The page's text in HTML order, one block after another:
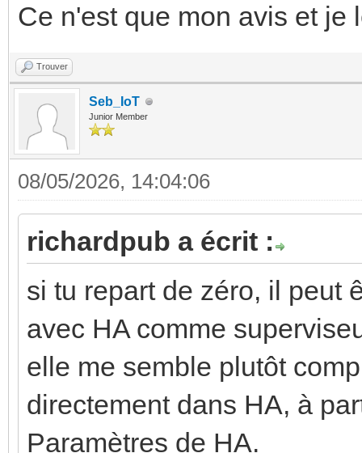
Ce n'est que mon avis et
Trouver
Seb_IoT
Junior Member
08/05/2026, 14:04:06
richardpub a écrit :
si tu repart de zéro, il peut
avec HA comme
elle me semble plutôt
directement dans HA, à
Paramètres de HA.